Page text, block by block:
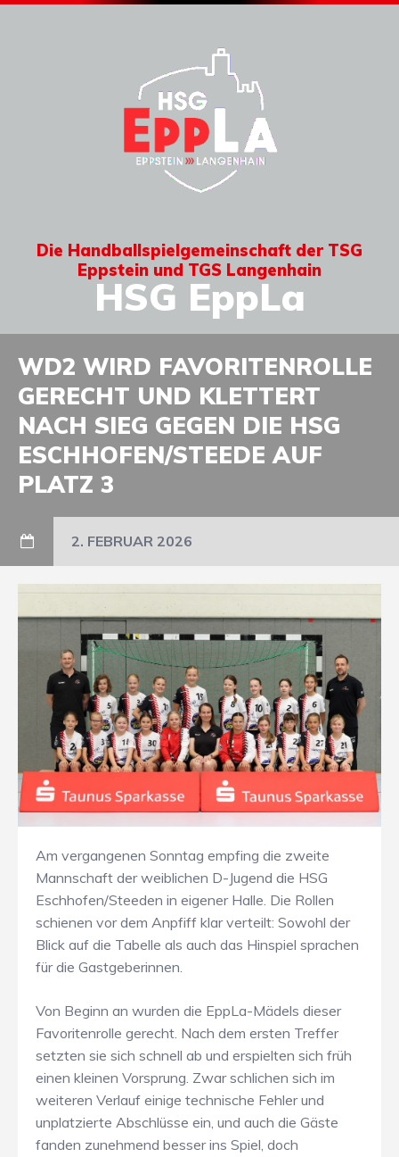
Die Handballspielgemeinschaft der TSG
Eppstein und TGS Langenhain
HSG EppLa
WD2 WIRD FAVORITENROLLE
GERECHT UND KLETTERT
NACH SIEG GEGEN DIE HSG
ESCHHOFEN/STEEDE AUF
PLATZ 3
2. FEBRUAR 2026
Am vergangenen Sonntag empfing die zweite
Mannschaft der weiblichen D-Jugend die HSG
Eschhofen/Steeden in eigener Halle. Die Rollen
schienen vor dem Anpfiff klar verteilt: Sowohl der
Blick auf die Tabelle als auch das Hinspiel sprachen
für die Gastgeberinnen.
Von Beginn an wurden die EppLa-Mädels dieser
Favoritenrolle gerecht. Nach dem ersten Treffer
setzten sie sich schnell ab und erspielten sich früh
einen kleinen Vorsprung. Zwar schlichen sich im
weiteren Verlauf einige technische Fehler und
unplatzierte Abschlüsse ein, und auch die Gäste
fanden zunehmend besser ins Spiel, doch